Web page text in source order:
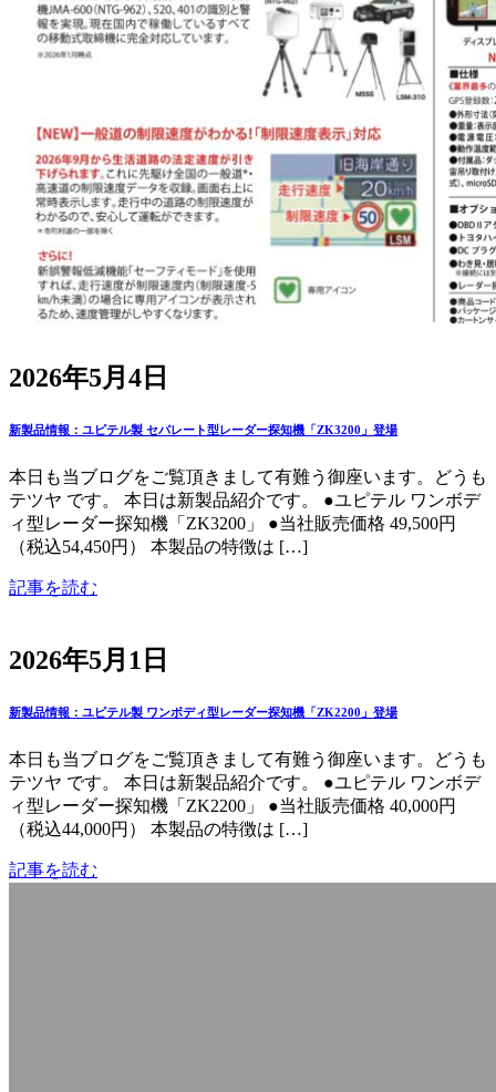
2026年5月4日
新製品情報：ユピテル製 セパレート型レーダー探知機「ZK3200」登場
本日も当ブログをご覧頂きまして有難う御座います。どうも
テツヤ です。 本日は新製品紹介です。 ●ユピテル ワンボデ
ィ型レーダー探知機「ZK3200」 ●当社販売価格 49,500円
（税込54,450円） 本製品の特徴は […]
記事を読む
2026年5月1日
新製品情報：ユピテル製 ワンボディ型レーダー探知機「ZK2200」登場
本日も当ブログをご覧頂きまして有難う御座います。どうも
テツヤ です。 本日は新製品紹介です。 ●ユピテル ワンボデ
ィ型レーダー探知機「ZK2200」 ●当社販売価格 40,000円
（税込44,000円） 本製品の特徴は […]
記事を読む